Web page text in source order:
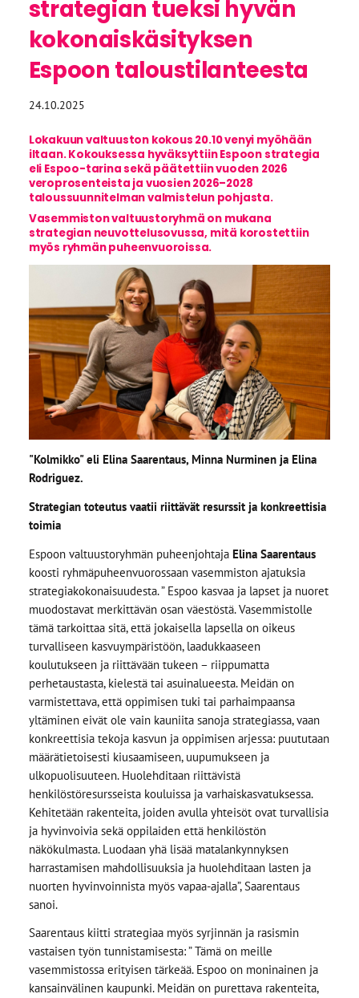
strategian tueksi hyvän
kokonaiskäsityksen
Espoon taloustilanteesta
24.10.2025
Lokakuun valtuuston kokous 20.10 venyi myöhään
iltaan. Kokouksessa hyväksyttiin Espoon strategia
eli Espoo-tarina sekä päätettiin vuoden 2026
veroprosenteista ja vuosien 2026–2028
taloussuunnitelman valmistelun pohjasta.
Vasemmiston valtuustoryhmä on mukana
strategian neuvottelusovussa, mitä korostettiin
myös ryhmän puheenvuoroissa.
"Kolmikko" eli Elina Saarentaus, Minna Nurminen ja Elina
Rodriguez.
Strategian toteutus vaatii riittävät resurssit ja konkreettisia
toimia
Espoon valtuustoryhmän puheenjohtaja Elina Saarentaus
koosti ryhmäpuheenvuorossaan vasemmiston ajatuksia
strategiakokonaisuudesta. ” Espoo kasvaa ja lapset ja nuoret
muodostavat merkittävän osan väestöstä. Vasemmistolle
tämä tarkoittaa sitä, että jokaisella lapsella on oikeus
turvalliseen kasvuympäristöön, laadukkaaseen
koulutukseen ja riittävään tukeen – riippumatta
perhetaustasta, kielestä tai asuinalueesta. Meidän on
varmistettava, että oppimisen tuki tai parhaimpaansa
yltäminen eivät ole vain kauniita sanoja strategiassa, vaan
konkreettisia tekoja kasvun ja oppimisen arjessa: puututaan
määrätietoisesti kiusaamiseen, uupumukseen ja
ulkopuolisuuteen. Huolehditaan riittävistä
henkilöstöresursseista kouluissa ja varhaiskasvatuksessa.
Kehitetään rakenteita, joiden avulla yhteisöt ovat turvallisia
ja hyvinvoivia sekä oppilaiden että henkilöstön
näkökulmasta. Luodaan yhä lisää matalankynnyksen
harrastamisen mahdollisuuksia ja huolehditaan lasten ja
nuorten hyvinvoinnista myös vapaa-ajalla”, Saarentaus
sanoi.
Saarentaus kiitti strategiaa myös syrjinnän ja rasismin
vastaisen työn tunnistamisesta: ” Tämä on meille
vasemmistossa erityisen tärkeää. Espoo on moninainen ja
kansainvälinen kaupunki. Meidän on purettava rakenteita,